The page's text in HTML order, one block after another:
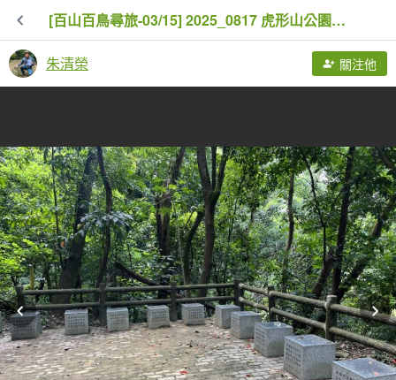
[百山百鳥尋旅-03/15] 2025_0817 虎形山公園步道
朱清榮 關注他